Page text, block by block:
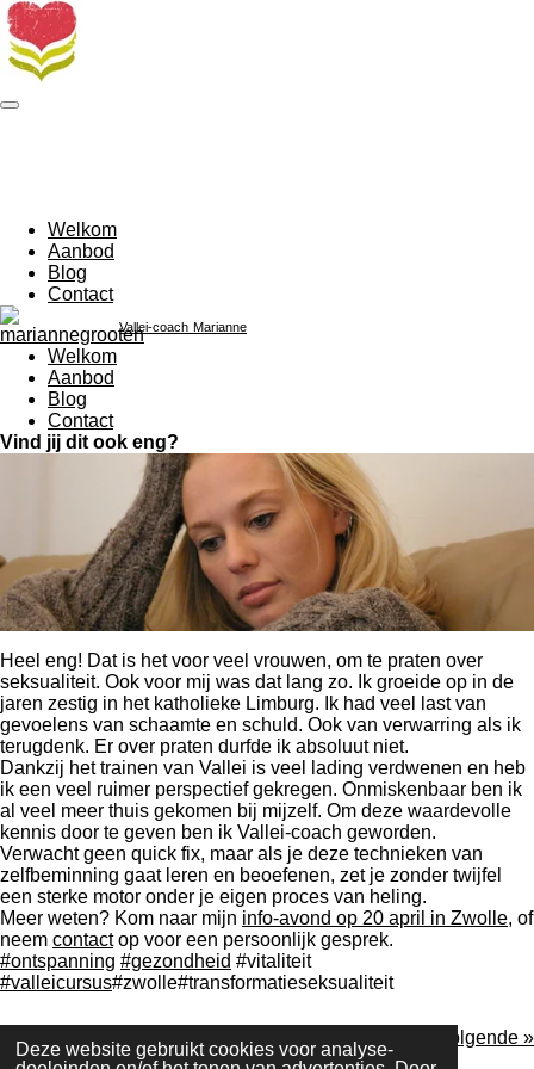
Deze website gebruikt cookies voor analyse-
Ga
direct
naar
hoofdinhoud
Welkom
Aanbod
Blog
Contact
Vallei-coach Marianne
Welkom
Aanbod
Blog
Contact
Vind jij dit ook eng?
Heel eng! Dat is het voor veel vrouwen, om te praten over
seksualiteit. Ook voor mij was dat lang zo. Ik groeide op in de
jaren zestig in het katholieke Limburg. Ik had veel last van
gevoelens van schaamte en schuld. Ook van verwarring als ik
terugdenk. Er over praten durfde ik absoluut niet.
Dankzij het trainen van Vallei is veel lading verdwenen en heb
ik een veel ruimer perspectief gekregen. Onmiskenbaar ben ik
al veel meer thuis gekomen bij mijzelf. Om deze waardevolle
kennis door te geven ben ik Vallei-coach geworden.
Verwacht geen quick fix, maar als je deze technieken van
zelfbeminning gaat leren en beoefenen, zet je zonder twijfel
een sterke motor onder je eigen proces van heling.
Meer weten? Kom naar mijn info-avond op 20 april in Zwolle, of
neem contactop voor een persoonlijk gesprek.
#ontspanning #gezondheid #vitaliteit
#valleicursus#zwolle#transformatieseksualiteit
Vorige Volgende »